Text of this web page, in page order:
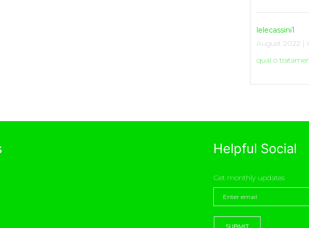
lelecassini1
August 2022 |
qual o
Helpful Social
Get monthly updates
SUBMIT